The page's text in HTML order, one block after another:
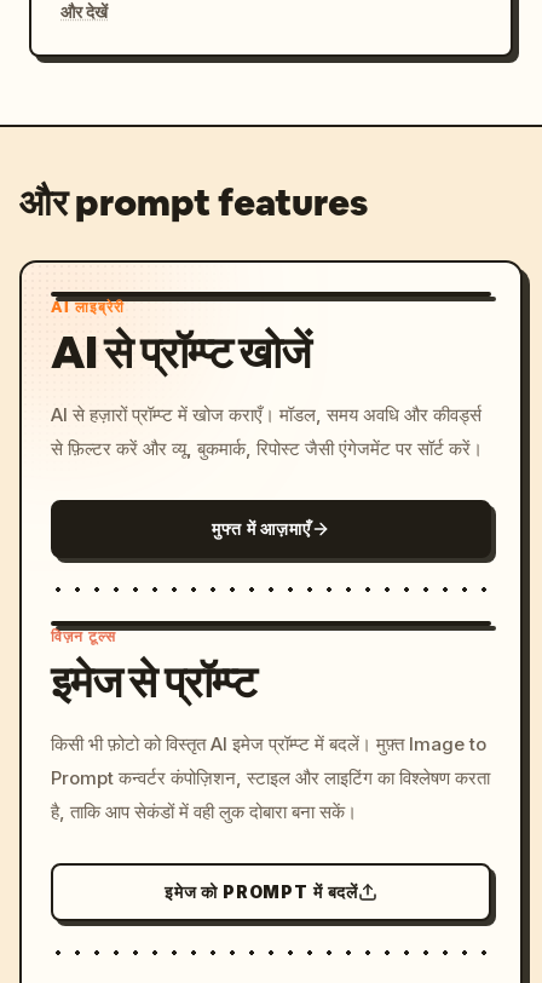
और देखें
और prompt features
AI लाइब्रेरी
AI से प्रॉम्प्ट खोजें
AI से हज़ारों प्रॉम्प्ट में खोज कराएँ। मॉडल, समय अवधि और कीवर्ड्स
से फ़िल्टर करें और व्यू, बुकमार्क, रिपोस्ट जैसी एंगेजमेंट पर सॉर्ट करें।
मुफ्त में आज़माएँ
c, cyberpunk sunset, neon
colors, 8k --v 6.0
विज़न टूल्स
इमेज से प्रॉम्प्ट
किसी भी फ़ोटो को विस्तृत AI इमेज प्रॉम्प्ट में बदलें। मुफ़्त Image to
Prompt कन्वर्टर कंपोज़िशन, स्टाइल और लाइटिंग का विश्लेषण करता
है, ताकि आप सेकंडों में वही लुक दोबारा बना सकें।
इमेज को PROMPT में बदलें